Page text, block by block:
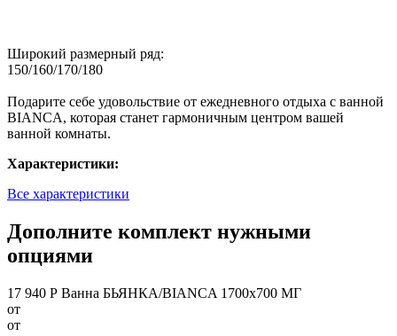
Широкий размерный ряд:
150/160/170/180
Подарите себе удовольствие от ежедневного отдыха с ванной
BIANCA, которая станет гармоничным центром вашей
ванной комнаты.
Характеристики:
Все характеристики
Дополните комплект нужными
опциями
17 940 Р Ванна БЬЯНКА/BIANCA 1700х700 МГ
от
от